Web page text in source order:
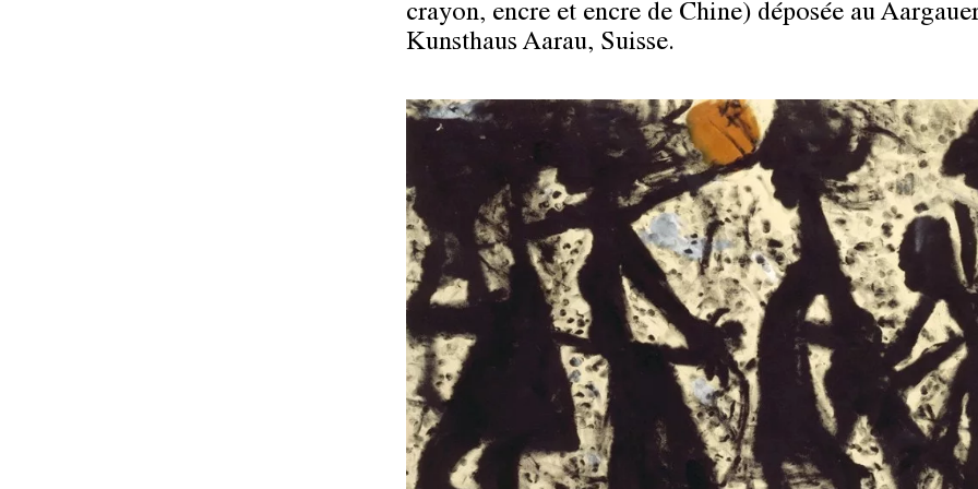
crayon, encre et encre de Chine) déposée au
Kunsthaus Aarau, Suisse.